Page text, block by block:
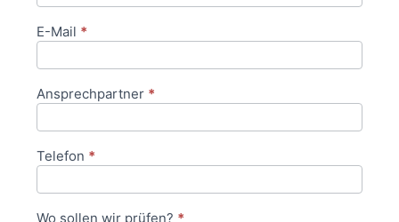
E-Mail *
Ansprechpartner *
Telefon *
Wo sollen wir prüfen? *